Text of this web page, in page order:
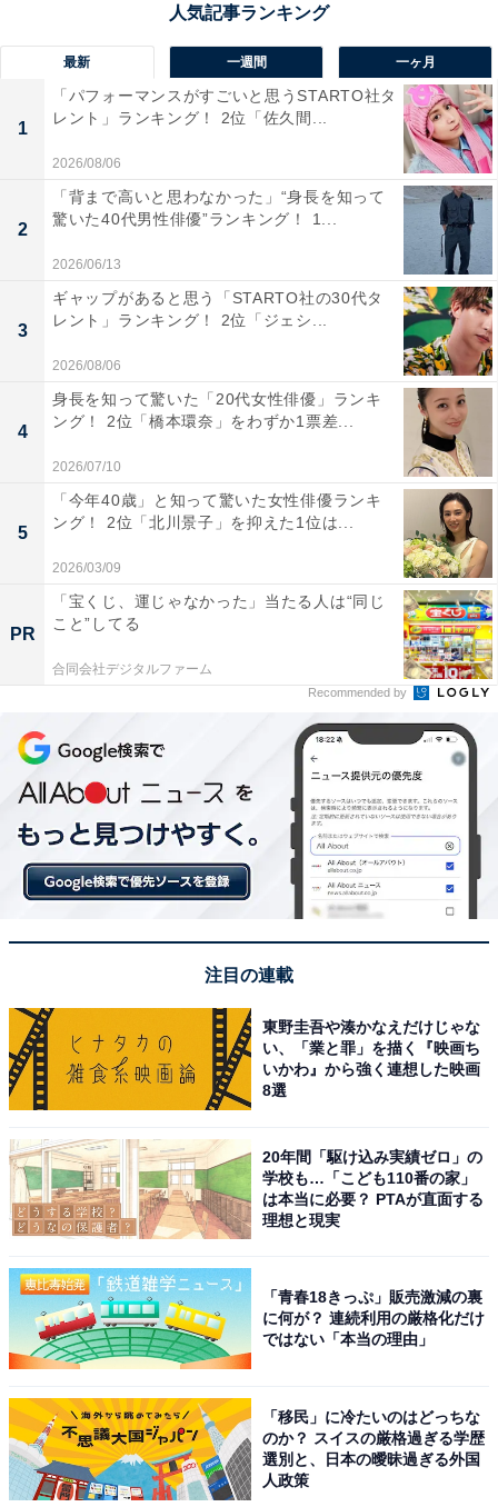
興味がわいた。現地の砂を触ってみたい」（30代女性／
和歌山県）、「各国の有名サッカー選手がサウジアラビ
アのサッカーチームでプレーしているので試合を見た
い」（20代男性／埼玉県）、「高級ホテルなどはとても
きれいなので、一度利用してみたいと思っています」
（30代男性／大阪府）といった声が集まりました。
1位：アラブ首長国連邦／130票
ドバイやアブダビを擁するアラブ首長国連邦が、圧倒的
な票数で1位に輝きました。世界一高いビル「ブルジ
ュ・ハリファ」や豪華なショッピングモール、砂漠での
アクティビティなど、豪華絢爛（けんらん）な体験が可
能です。安全性も高く、ファミリー層からカップルまで
幅広く楽しめるラグジュアリーなリゾートとしての地位
を確立。進化を続ける都市の活力を肌で感じたいという
声が多く寄せられました。
ー見に行きたい」（30代男性／兵庫県）、「砂漠ツアー
を食べたいから」（20代女性／埼玉県）、「ドバイの競
馬場に行ってみたい。各国から強い競走馬が集まる大き
なレースが開催されるので、生で見てみたい」（20代女
※回答者からのコメントは原文ママです
次ページ 10位までのランキング結果を見る
最新 一週間 一ヶ月
1
「パフォーマンスがすごいと思うSTARTO社タ
レント」ランキング！ 2位「佐久間...
2026/08/06
2
「背まで高いと思わなかった」“身長を知って
驚いた40代男性俳優”ランキング！ 1...
2026/06/13
3
ギャップがあると思う「STARTO社の30代タ
レント」ランキング！ 2位「ジェシ...
2026/08/06
4
身長を知って驚いた「20代女性俳優」ランキ
ング！ 2位「橋本環奈」をわずか1票差...
2026/07/10
5
「今年40歳」と知って驚いた女性俳優ランキ
ング！ 2位「北川景子」を抑えた1位は...
2026/03/09
PR
「宝くじ、運じゃなかった」当たる人は“同じ
こと”してる
合同会社デジタルファーム
Recommended by
注目の連載
東野圭吾や湊かなえだけじゃな
い、「業と罪」を描く『映画ち
いかわ』から強く連想した映画
8選
20年間「駆け込み実績ゼロ」の
学校も…「こども110番の家」
は本当に必要？ PTAが直面する
理想と現実
「青春18きっぷ」販売激減の裏
に何が？ 連続利用の厳格化だけ
ではない「本当の理由」
「移民」に冷たいのはどっちな
のか？ スイスの厳格過ぎる学歴
選別と、日本の曖昧過ぎる外国
人政策